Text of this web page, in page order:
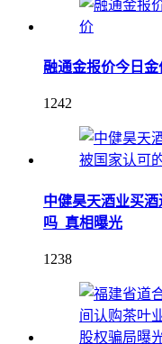
融通金报价今日
1242
中健昊天酒业买
吗_真相曝光
1238